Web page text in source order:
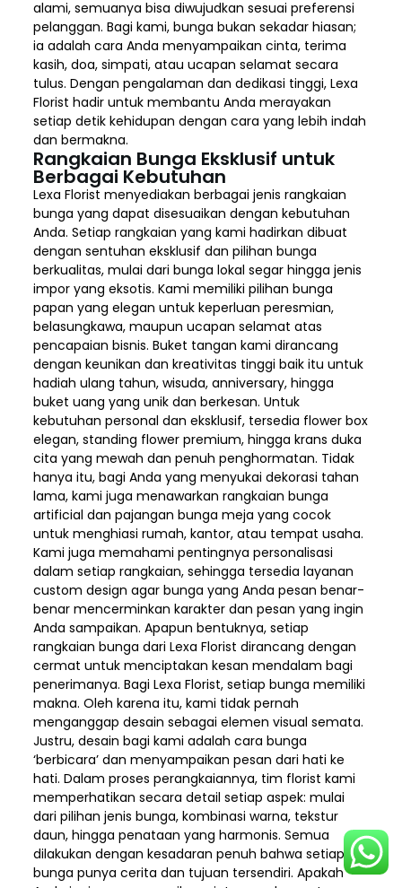
alami, semuanya bisa diwujudkan sesuai preferensi
pelanggan. Bagi kami, bunga bukan sekadar hiasan;
ia adalah cara Anda menyampaikan cinta, terima
kasih, doa, simpati, atau ucapan selamat secara
tulus. Dengan pengalaman dan dedikasi tinggi, Lexa
Florist hadir untuk membantu Anda merayakan
setiap detik kehidupan dengan cara yang lebih indah
dan bermakna.
Rangkaian Bunga Eksklusif untuk
Berbagai Kebutuhan
Lexa Florist menyediakan berbagai jenis rangkaian
bunga yang dapat disesuaikan dengan kebutuhan
Anda. Setiap rangkaian yang kami hadirkan dibuat
dengan sentuhan eksklusif dan pilihan bunga
berkualitas, mulai dari bunga lokal segar hingga jenis
impor yang eksotis. Kami memiliki pilihan bunga
papan yang elegan untuk keperluan peresmian,
belasungkawa, maupun ucapan selamat atas
pencapaian bisnis. Buket tangan kami dirancang
dengan keunikan dan kreativitas tinggi baik itu untuk
hadiah ulang tahun, wisuda, anniversary, hingga
buket uang yang unik dan berkesan. Untuk
kebutuhan personal dan eksklusif, tersedia flower box
elegan, standing flower premium, hingga krans duka
cita yang mewah dan penuh penghormatan. Tidak
hanya itu, bagi Anda yang menyukai dekorasi tahan
lama, kami juga menawarkan rangkaian bunga
artificial dan pajangan bunga meja yang cocok
untuk menghiasi rumah, kantor, atau tempat usaha.
Kami juga memahami pentingnya personalisasi
dalam setiap rangkaian, sehingga tersedia layanan
custom design agar bunga yang Anda pesan benar-
benar mencerminkan karakter dan pesan yang ingin
Anda sampaikan. Apapun bentuknya, setiap
rangkaian bunga dari Lexa Florist dirancang dengan
cermat untuk menciptakan kesan mendalam bagi
penerimanya. Bagi Lexa Florist, setiap bunga memiliki
makna. Oleh karena itu, kami tidak pernah
menganggap desain sebagai elemen visual semata.
Justru, desain bagi kami adalah cara bunga
‘berbicara’ dan menyampaikan pesan dari hati ke
hati. Dalam proses perangkaiannya, tim florist kami
memperhatikan secara detail setiap aspek: mulai
dari pilihan jenis bunga, kombinasi warna, tekstur
daun, hingga penataan yang harmonis. Semua
dilakukan dengan kesadaran penuh bahwa setiap
bunga punya cerita dan tujuan tersendiri. Apakah